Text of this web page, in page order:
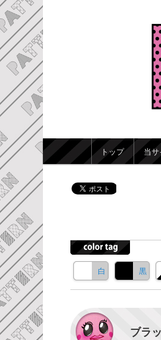
メインメニュー
メインコン
サブコンテ
トップ 当
白 黒
ブラ